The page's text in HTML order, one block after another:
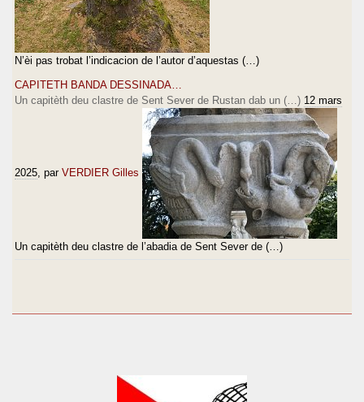
N’èi pas trobat l’indicacion de l’autor d’aquestas (…)
CAPITETH BANDA DESSINADA…
Un capitèth deu clastre de Sent Sever de Rustan dab un (…) 12 mars
2025 , par VERDIER Gilles
Un capitèth deu clastre de l’abadia de Sent Sever de (…)